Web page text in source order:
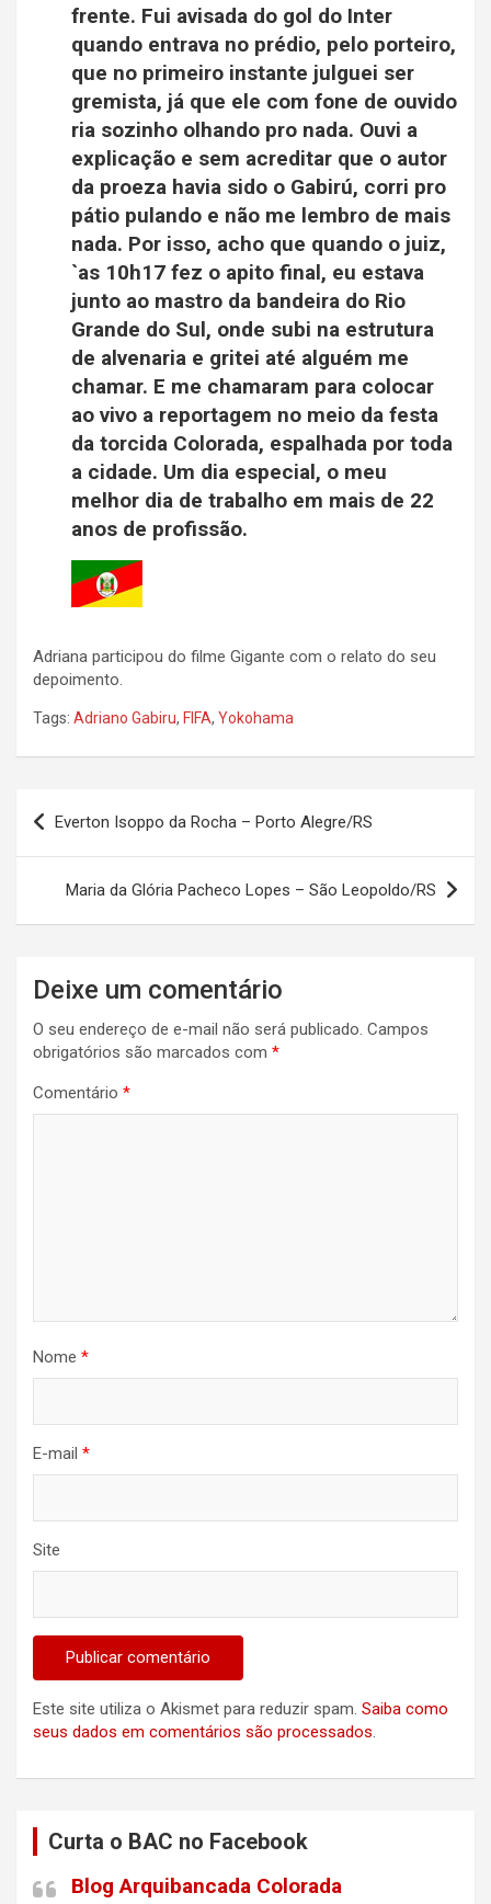
frente. Fui avisada do gol do Inter
quando entrava no prédio, pelo porteiro,
que no primeiro instante julguei ser
gremista, já que ele com fone de ouvido
ria sozinho olhando pro nada. Ouvi a
explicação e sem acreditar que o autor
da proeza havia sido o Gabirú, corri pro
pátio pulando e não me lembro de mais
nada. Por isso, acho que quando o juiz,
`as 10h17 fez o apito final, eu estava
junto ao mastro da bandeira do Rio
Grande do Sul, onde subi na estrutura
de alvenaria e gritei até alguém me
chamar. E me chamaram para colocar
ao vivo a reportagem no meio da festa
da torcida Colorada, espalhada por toda
a cidade. Um dia especial, o meu
melhor dia de trabalho em mais de 22
anos de profissão.
Adriana participou do filme Gigante com o relato do seu
depoimento.
Tags: Adriano Gabiru, FIFA, Yokohama
Navegação
de
Post
Everton Isoppo da Rocha – Porto Alegre/RS
Maria da Glória Pacheco Lopes – São Leopoldo/RS
Deixe um comentário
O seu endereço de e-mail não será publicado. Campos
obrigatórios são marcados com *
Comentário *
Nome *
E-mail *
Site
Este site utiliza o Akismet para reduzir spam. Saiba como
seus dados em comentários são processados.
Curta o BAC no Facebook
Blog Arquibancada Colorada